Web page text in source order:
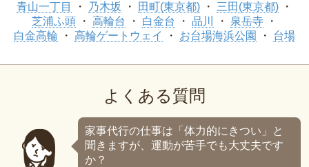
青山一丁目 乃木坂 田町(東京都)
三田(東京都)
芝浦ふ頭
高輪台 白金台 品川
泉岳寺
白金高輪
高輪ゲートウェイ お台場海浜公園 台場
よくある質問
家事代行の仕事は「体力的にきつい」と
聞きますが、運動が苦手でも大丈夫です
か？